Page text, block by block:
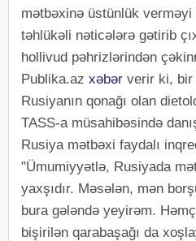
mətbəxinə üstünlük verməyi
təhlükəli nəticələrə gətirib
hollivud pəhrizlərindən
Publika.az xəbər verir ki, bir
Rusiyanın qonağı olan
TASS-a müsahibəsində
Rusiya mətbəxi faydalı
"Ümumiyyətlə, Rusiyada
yaxşıdır. Məsələn, mən
bura gələndə yeyirəm.
bişirilən qarabaşağı da